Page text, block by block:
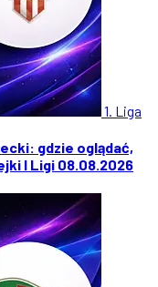
1. Liga
gdzie oglądać,
I Ligi 08.08.2026